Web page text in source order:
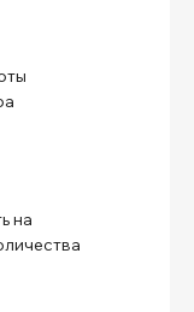
на